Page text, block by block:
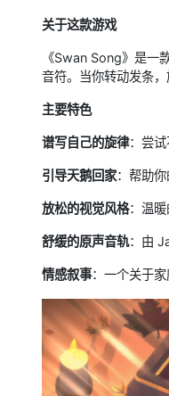
关于这款游戏
《Swan Song》是一
音符。当你转动发条
主要特色
谱写自己的旋律：尝试
引导天鹅回家：帮助
放松的视觉风格：温暖
舒缓的原声音轨：由
情感叙事：一个关于家